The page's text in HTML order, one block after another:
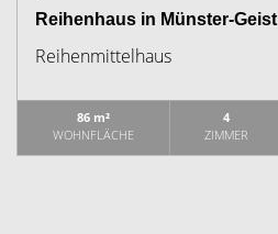
Reihenhaus in Münster-Geist
Reihenmittelhaus
86 m²
WOHNFLÄCHE
4
ZIMMER